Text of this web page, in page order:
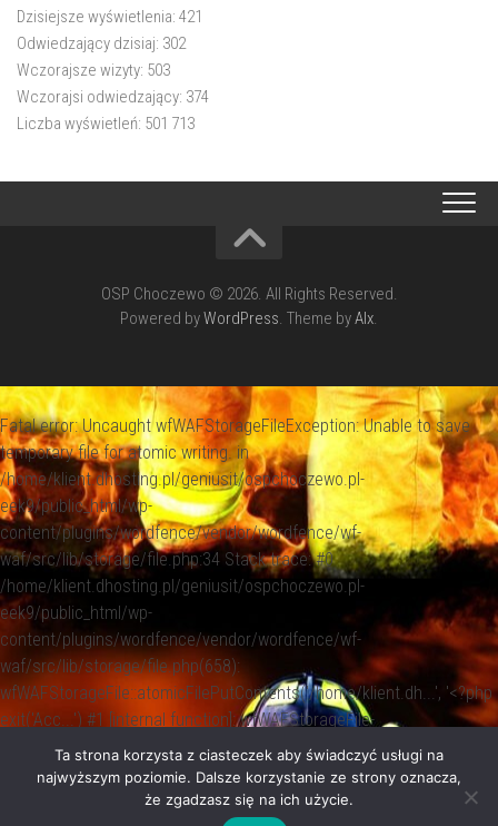
Dzisiejsze wyświetlenia: 421
Odwiedzający dzisiaj: 302
Wczorajsze wizyty: 503
Wczorajsi odwiedzający: 374
Liczba wyświetleń: 501 713
OSP Choczewo © 2026. All Rights Reserved.
Powered byWordPress. Theme byAlx.
Ta strona korzysta z ciasteczek aby świadczyć usługi na
najwyższym poziomie. Dalsze korzystanie ze strony oznacza,
że zgadzasz się na ich użycie.
Fatal error: Uncaught wfWAFStorageFileException: Unable to save
temporary file for atomic writing. in
/home/klient.dhosting.pl/geniusit/ospchoczewo.pl-
eek9/public_html/wp-
content/plugins/wordfence/vendor/wordfence/wf-
waf/src/lib/storage/file.php:34 Stack trace: #0
/home/klient.dhosting.pl/geniusit/ospchoczewo.pl-
eek9/public_html/wp-
content/plugins/wordfence/vendor/wordfence/wf-
waf/src/lib/storage/file.php(658):
wfWAFStorageFile::atomicFilePutContents('/home/klient.dh...', '<?php
exit('Acc...') #1 [internal function]: wfWAFStorageFile-
>saveConfig('livewaf') #2 {main} thrown in
/home/klient.dhosting.pl/geniusit/ospchoczewo.pl-
eek9/public_html/wp-